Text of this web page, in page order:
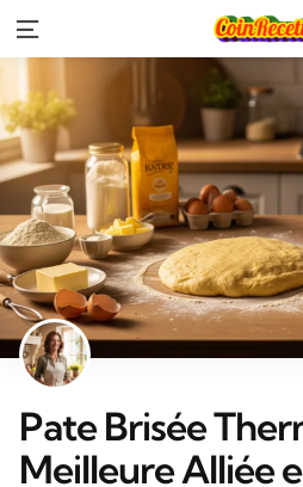
Pate Brisée
Meilleure Alliée